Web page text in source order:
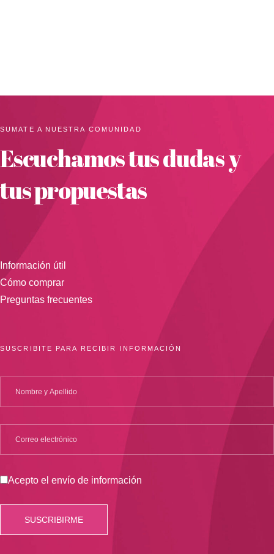
SUMATE A NUESTRA COMUNIDAD
Escuchamos tus dudas y
tus propuestas
Información útil
Cómo comprar
Preguntas frecuentes
SUSCRIBITE PARA RECIBIR INFORMACIÓN
Acepto el envío de información